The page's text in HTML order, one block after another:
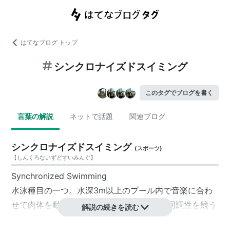
はてなブログ トップ
シンクロナイズドスイミング
このタグでブログを書く
言葉の解説 ネットで話題 関連ブログ
シンクロナイズドスイミング (スポーツ)
【 しんくろないずどすいみんぐ】
Synchronized Swimming
水泳種目の一つ。水深3m以上のプール内で音楽に合わ
せて肉体を動かし、技の完成度や芸術性、同調性を競う
解説の続きを読む